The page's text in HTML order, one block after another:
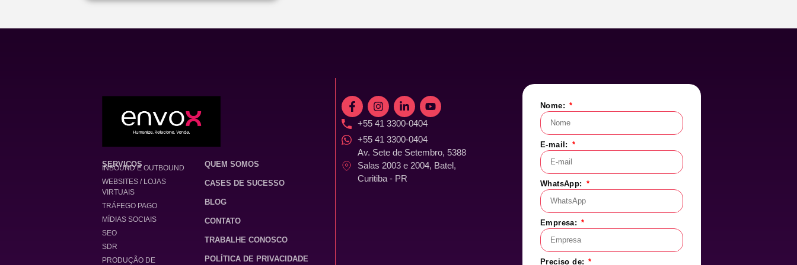
SERVIÇOS
INBOUND E OUTBOUND
WEBSITES / LOJAS
VIRTUAIS
TRÁFEGO PAGO
MÍDIAS SOCIAIS
SEO
SDR
PRODUÇÃO DE
QUEM SOMOS
CASES DE SUCESSO
BLOG
CONTATO
TRABALHE CONOSCO
POLÍTICA DE PRIVACIDADE
+55 41 3300-0404
+55 41 3300-0404
Av. Sete de Setembro, 5388
Salas 2003 e 2004, Batel,
Curitiba - PR
Nome:
E-mail:
WhatsApp:
Empresa:
Preciso de: